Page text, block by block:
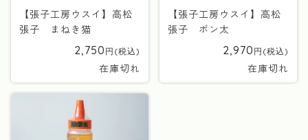
【張子工房ウスイ】高松
張子 まねき猫
2,750
在庫切れ
【張子工房ウスイ】高松
張子 ポン太
2,970
在庫切れ